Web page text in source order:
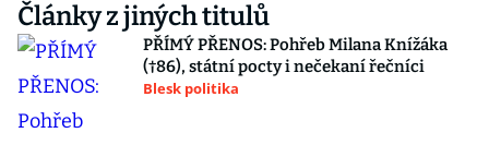
Články z jiných titulů
PŘÍMÝ PŘENOS: Pohřeb Milana Knížáka
(†86), státní pocty i nečekaní řečníci
Blesk politika